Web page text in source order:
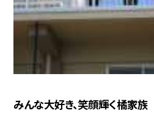
みんな大好き、笑顔輝く橘家族